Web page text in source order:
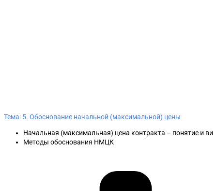
Тема: 5. Обоснование начальной (максимальной) цены
Начальная (максимальная) цена контракта – понятие и
Методы обоснования НМЦК